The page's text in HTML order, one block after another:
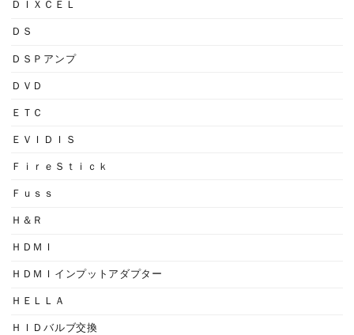
ＤＩＸＣＥＬ
ＤＳ
ＤＳＰアンプ
ＤＶＤ
ＥＴＣ
ＥＶＩＤＩＳ
ＦｉｒｅＳｔｉｃｋ
Ｆｕｓｓ
Ｈ＆Ｒ
ＨＤＭＩ
ＨＤＭＩインプットアダプター
ＨＥＬＬＡ
ＨＩＤバルブ交換